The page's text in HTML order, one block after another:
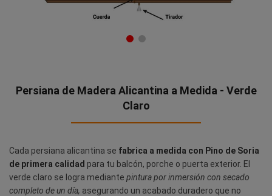
Persiana de Madera Alicantina a Medida - Verde
Claro
Cada persiana alicantina se fabrica a medida con Pino de Soria
de primera calidad para tu balcón, porche o puerta exterior. El
verde claro se logra mediante pintura por inmersión con secado
completo de un día, asegurando un acabado duradero que no